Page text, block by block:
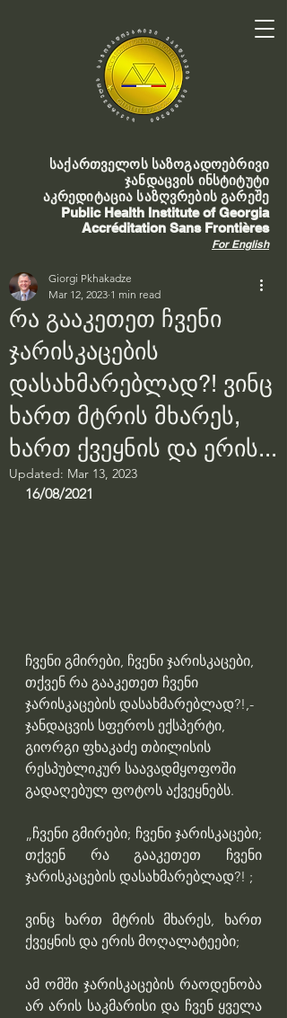
საქართველოს საზოგადოებრივი
ჯანდაცვის ინსტიტუტი
აკრედიტაცია საზღვრების გარეშე
Public Health Institute of Georgia
Accréditation Sans Frontières
For English
რა გააკეთეთ ჩვენი
ჯარისკაცების
დასახმარებლად?! ვინც
ხართ მტრის მხარეს,
ხართ ქვეყნის და ერის...
Giorgi Pkhakadze
Mar 12, 2023 1 min read
Updated: Mar 13, 2023
16/08/2021
ჩვენი გმირები, ჩვენი ჯარისკაცები,
თქვენ რა გააკეთეთ ჩვენი
ჯარისკაცების დასახმარებლად?!,-
ჯანდაცვის სფეროს ექსპერტი,
გიორგი ფხაკაძე თბილისის
რესპუბლიკურ საავადმყოფოში
გადაღებულ ფოტოს აქვეყნებს.
„ჩვენი გმირები; ჩვენი ჯარისკაცები;
თქვენ რა გააკეთეთ ჩვენი
ჯარისკაცების დასახმარებლად?! ;
ვინც ხართ მტრის მხარეს, ხართ
ქვეყნის და ერის მოღალატეები;
ამ ომში ჯარისკაცების რაოდენობა
არ არის საკმარისი და ჩვენ ყველა